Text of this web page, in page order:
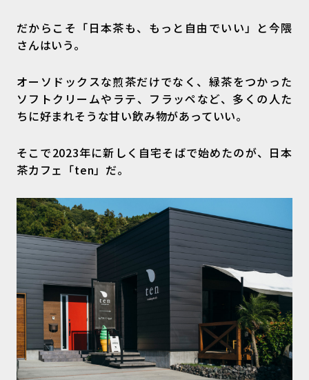
だからこそ「日本茶も、もっと自由でいい」と今隈
さんはいう。
オーソドックスな煎茶だけでなく、緑茶をつかった
ソフトクリームやラテ、フラッペなど、多くの人た
ちに好まれそうな甘い飲み物があっていい。
そこで2023年に新しく自宅そばで始めたのが、日本
茶カフェ「ten」だ。